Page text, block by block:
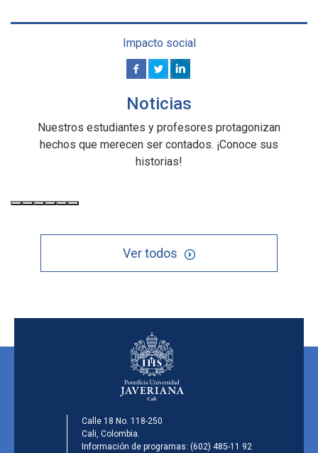
Impacto social
Noticias
Nuestros estudiantes y profesores protagonizan
hechos que merecen ser contados. ¡Conoce sus
historias!
Ver todos
Calle 18 No. 118-250
Cali, Colombia.
Información de programas: (602) 485-11 92